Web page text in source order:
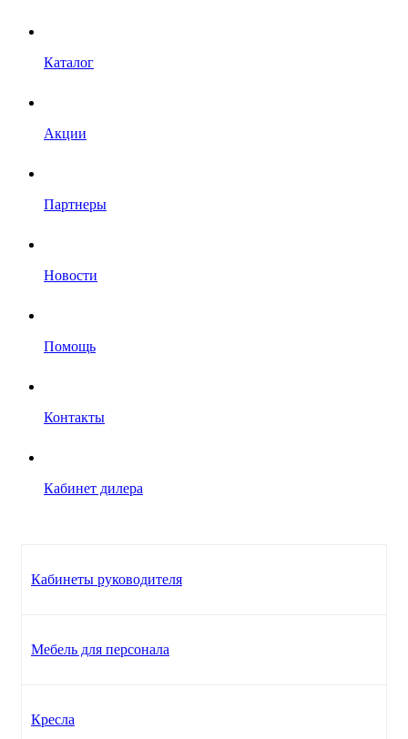
Каталог
Акции
Партнеры
Новости
Помощь
Контакты
Кабинет дилера
Кабинеты руководителя
Мебель для персонала
Кресла